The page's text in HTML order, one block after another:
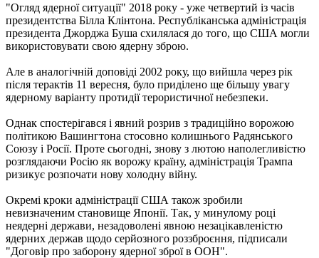
"Огляд ядерної ситуації" 2018 року - уже четвертий із часів
президентства Білла Клінтона. Республіканська адміністрація
президента Джорджа Буша схилялася до того, що США могли
використовувати свою ядерну зброю.
Але в аналогічній доповіді 2002 року, що вийшла через рік
після терактів 11 вересня, було приділено ще більшу увагу
ядерному варіанту протидії терористичної небезпеки.
Однак спостерігався і явний розрив з традиційно ворожою
політикою Вашингтона стосовно колишнього Радянського
Союзу і Росії. Проте сьогодні, знову з лютою наполегливістю
розглядаючи Росію як ворожу країну, адміністрація Трампа
ризикує розпочати нову холодну війну.
Окремі кроки адміністрації США також зробили
невизначеним становище Японії. Так, у минулому році
неядерні держави, незадоволені явною незацікавленістю
ядерних держав щодо серйозного роззброєння, підписали
"Договір про заборону ядерної зброї в ООН".